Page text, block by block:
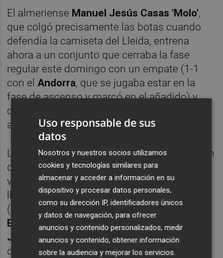
El almeriense Manuel Jesús Casas 'Molo',
que colgó precisamente las botas cuando
defendía la camiseta del Lleida, entrena
ahora a un conjunto que cerraba la fase
regular este domingo con un empate (1-1
con elAndorra, que se jugaba estar en la
fase de ascenso y marcó en el añadido) y,
como el Hércules, lejos del objetivo de
acabar entre los tres primeros.
Los ilerdenses arrancaron la fase regular con
dos derrotas y aunque lograron la primera
victoria en lajornada 3(0-2 enBadalona
llegaron a enlazar tres triunfos consecutivos
(1-0 sobre laLlagosteray 2-3 ante el
Espanyol Ben laCiudad Deportiva Dani
Jarque) que les llevaron a la primera plaza
del subgrupo 3A a la finalización de la
Uso responsable de sus
datos
Nosotros y nuestros socios utilizamos
cookies y tecnologías similares para
almacenar y acceder a información en su
dispositivo y procesar datos personales,
como su dirección IP, identificadores únicos
y datos de navegación, para ofrecer
anuncios y contenido personalizados, medir
anuncios y contenido, obtener información
sobre la audiencia y mejorar los servicios.